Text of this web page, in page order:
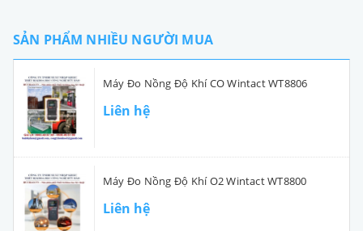
SẢN PHẨM NHIỀU NGƯỜI MUA
Máy Đo Nồng Độ Khí CO Wintact WT8806
Liên hệ
Máy Đo Nồng Độ Khí O2 Wintact WT8800
Liên hệ